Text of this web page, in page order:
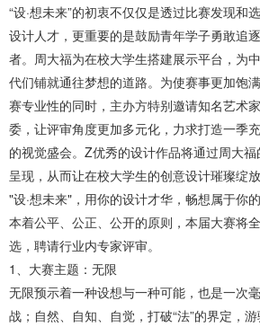
“设·想未来”的初衷不仅仅是透过比赛发现和
设计人才，更重要的是鼓励青年学子勇敢追
者。周大福为在校大学生搭建展示平台，为
代们铺就通往梦想的道路。为使赛事更加饱
赛专业性的同时，主办方特别邀请知名艺术
委，让评审角度更加多元化，力求打造一季
的视觉盛会。Z优秀的设计作品将通过周大
呈现，从而让在校大学生的创意设计璀璨绽放
"设·想未来"，用你的设计才华，畅想属于你
本着公平、公正、公开的原则，本届大赛将
选，聘请行业内专家评审。
1、大赛主题：无限
无限预示着一种设想与一种可能，也是一次
战；自然、自知、自觉，打破“法”的界定，